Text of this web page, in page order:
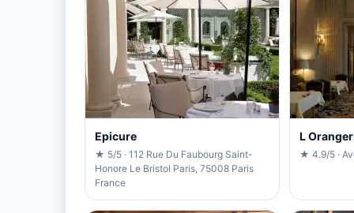
Epicure
★ 5/5 · 112 Rue Du Faubourg Saint-
Honore Le Bristol Paris, 75008 Paris
France
L
★ 4.9/5 ·